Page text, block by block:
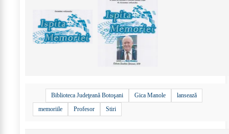
Biblioteca Judeţeană Botoşani Gica Manole
lansează
memoriile
Profesor Stiri